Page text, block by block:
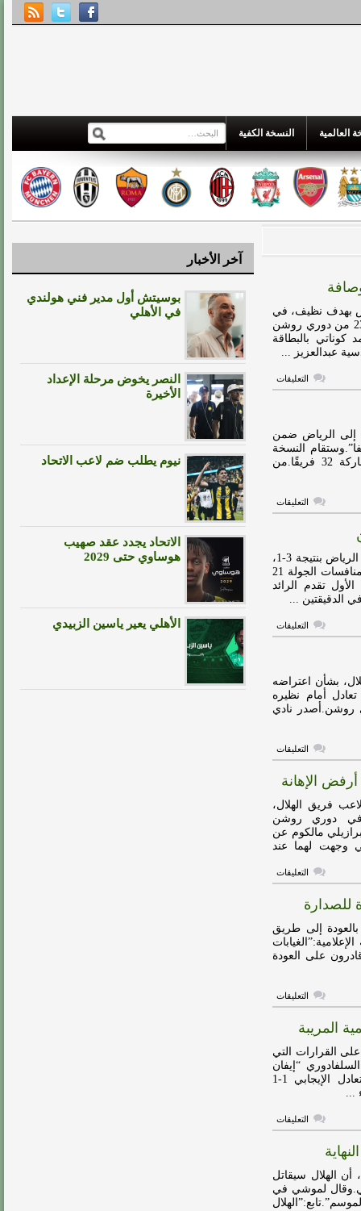
العالمية النسخة الكفية
بهدف نظيف، في
المباراة التي جرت مساء يوم الأحد، ضمن منافسات الجولة 23 من دوري روشن
بالبطاقة
التعليقاتعلى
فيديو…
من
الوصافة
مغلقة
2025 بنسخته الجديدة إلى الرياض ضمن
النسخة
الجديدة من البطولة في الولايات المتحدة الأمريكية، بمشاركة 32 فريقًا.من
التعليقاتعلى
كأس
مغلقةهاي كورة ـ نجح فريق الرائد في التغلب على حساب مضيفه الرياض بنتيجة 3-1،
في المباراة التي جرت بينهما مساء يوم الخميس، في إطار منافسات الجولة 21
تقدم الرائد
الدقيقتين ...
التعليقاتعلى
الرائد
في
دوري
روشن
بشأن اعتراضه
أمام نظيره
بنتيجة 1-1، في الجولة الـ 20 بدوري روشن.أصدر نادي
التعليقاتعلى
الرياض
بعد
أزمة
التحكيم
مغلقة
الإهانة
هاي كورة ـ وجه الصربي سيرجي ميلينكوفيتش-سافيتش لاعب فريق ‎الهلال،
في دوري روشن
مالكوم عن
وجهت لهما عند
التعليقاتعلى
سافيتش:
لكن
أرفض
الإهانة
للصدارة
إلى طريق
على العودة
التعليقاتعلى
اليامي:
قادرون
على
العودة
المريبة
القرارات التي
“إيفان
بارتون” غضب جماهير الهلال بعد المباراة التي حسمها التعادل الإيجابي 1-1
التعليقاتعلى
بيانًا
الحالات
التحكيمية
الهلال سيقاتل
لموشي في
آخر الأخبار
بوسيتش أول مدير فني هولندي
في الأهلي
النصر يخوض مرحلة الإعداد
الأخيرة
نيوم يطلب ضم لاعب الاتحاد
الاتحاد يجدد عقد صهيب
هوساوي حتى 2029
الأهلي يعير ياسين الزبيدي